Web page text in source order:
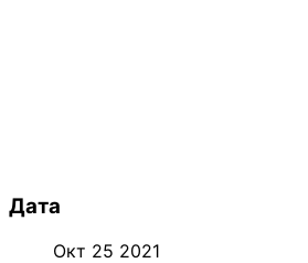
Дата
Окт 25 2021